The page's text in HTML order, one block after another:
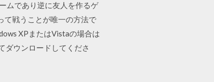
ムであり逆に友人を作るゲ
て戦うことが唯一の方法で
XPまたはVistaの場合は
ダウンロードしてくださ